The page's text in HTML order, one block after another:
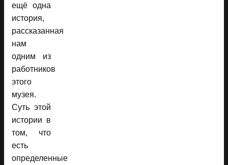
ещё одна
история,
рассказанная
нам
одним из
работников
этого
музея.
Суть этой
истории в
том, что
есть
определенные